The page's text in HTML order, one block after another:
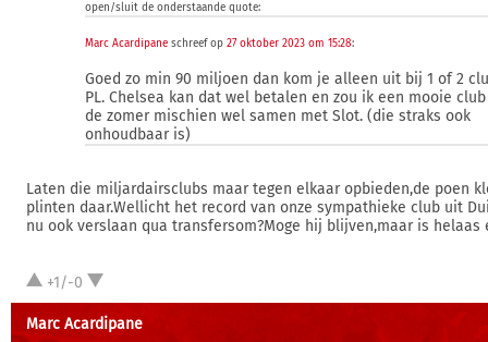
open/sluit de onderstaande quote:
Marc Acardipane schreef op27 oktober 2023 om 15:28:
Goed zo min 90 miljoen dan kom je alleen uit bij 1 of 2
PL. Chelsea kan dat wel betalen en zou ik een mooie
de zomer mischien wel samen met Slot. (die straks ook
onhoudbaar is)
Laten die miljardairsclubs maar tegen elkaar opbieden,de poen
plinten daar.Wellicht het record van onze sympathieke club uit
nu ook verslaan qua transfersom?Moge hij blijven,maar is helaas
+1/-0
Marc Acardipane